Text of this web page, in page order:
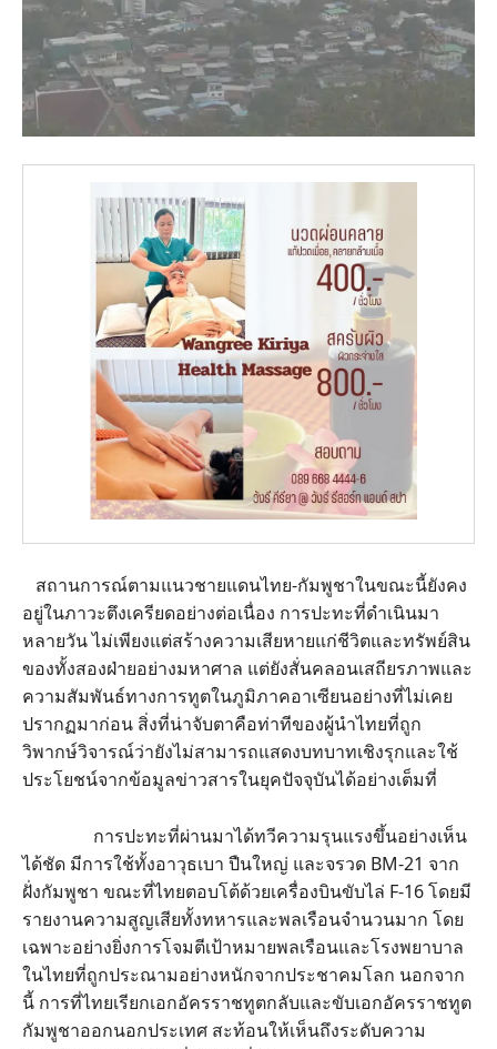
สถานการณ์ตามแนวชายแดนไทย-กัมพูชาในขณะนี้ยังคง
อยู่ในภาวะตึงเครียดอย่างต่อเนื่อง การปะทะที่ดำเนินมา
หลายวัน ไม่เพียงแต่สร้างความเสียหายแก่ชีวิตและทรัพย์สิน
ของทั้งสองฝ่ายอย่างมหาศาล แต่ยังสั่นคลอนเสถียรภาพและ
ความสัมพันธ์ทางการทูตในภูมิภาคอาเซียนอย่างที่ไม่เคย
ปรากฏมาก่อน สิ่งที่น่าจับตาคือท่าทีของผู้นำไทยที่ถูก
วิพากษ์วิจารณ์ว่ายังไม่สามารถแสดงบทบาทเชิงรุกและใช้
ประโยชน์จากข้อมูลข่าวสารในยุคปัจจุบันได้อย่างเต็มที่
การปะทะที่ผ่านมาได้ทวีความรุนแรงขึ้นอย่างเห็น
ได้ชัด มีการใช้ทั้งอาวุธเบา ปืนใหญ่ และจรวด BM-21 จาก
ฝั่งกัมพูชา ขณะที่ไทยตอบโต้ด้วยเครื่องบินขับไล่ F-16 โดยมี
รายงานความสูญเสียทั้งทหารและพลเรือนจำนวนมาก โดย
เฉพาะอย่างยิ่งการโจมตีเป้าหมายพลเรือนและโรงพยาบาล
ในไทยที่ถูกประณามอย่างหนักจากประชาคมโลก นอกจาก
นี้ การที่ไทยเรียกเอกอัครราชทูตกลับและขับเอกอัครราชทูต
กัมพูชาออกนอกประเทศ สะท้อนให้เห็นถึงระดับความ